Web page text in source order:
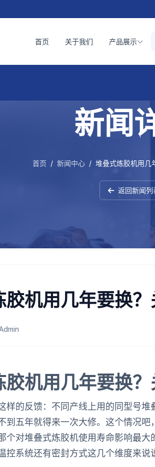
首页 关于我们 产品展示
新闻
首页 / 新闻中心 / 堆叠式炼胶机用几
返回新闻列
胶机用几年要换
胶机用几年要换
样的反馈：不同产线上用的同型号
到五年就得来一次大修。这个情况
个对堆叠式炼胶机使用寿命影响最
控系统还有密封方式这几个维度来